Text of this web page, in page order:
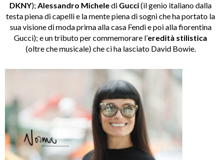
DKNY); Alessandro Micheledi Gucci(il genio italiano dalla
testa piena di capelli e la mente piena di sogni che ha portato la
sua visione di moda prima alla casa Fendi e poi alla fiorentina
Gucci); e un tributo percommemorare l’eredità stilistica
(oltre che musicale) che ci ha lasciato David Bowie.